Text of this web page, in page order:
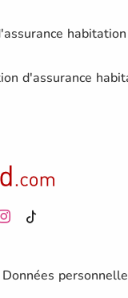
d'assurance
Données